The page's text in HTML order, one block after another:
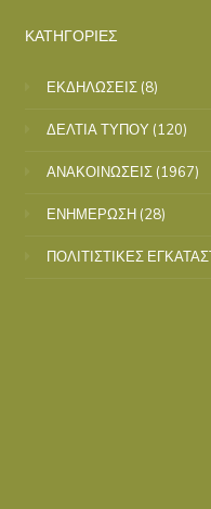
ΚΑΤΗΓΟΡΙΕΣ
ΕΚΔΗΛΩΣΕΙΣ (8)
ΔΕΛΤΙΑ ΤΥΠΟΥ (120)
ΑΝΑΚΟΙΝΩΣΕΙΣ (1967)
ΕΝΗΜΕΡΩΣΗ (28)
ΠΟΛΙΤΙΣΤΙΚΕΣ